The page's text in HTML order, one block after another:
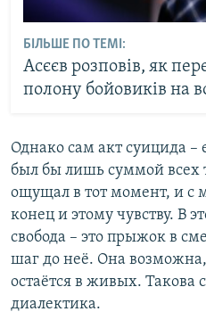
БІЛЬШЕ ПО ТЕМІ:
Асєєв розповів, як
полону бойовиків на
Однако сам акт суицида –
был бы лишь суммой всех
ощущал в тот момент, и с
конец и этому чувству. В
свобода – это прыжок в
шаг до неё. Она
остаётся в живых. Такова
диалектика.